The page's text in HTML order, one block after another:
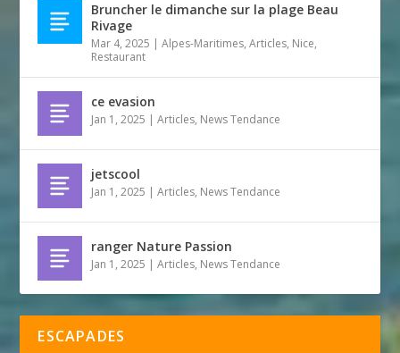
Bruncher le dimanche sur la plage Beau
Rivage
Mar 4, 2025 |Alpes-Maritimes,Articles, Nice,
Restaurant
ce evasion
Jan 1, 2025 |Articles, News Tendance
jetscool
Jan 1, 2025 |Articles, News Tendance
ranger Nature Passion
Jan 1, 2025 |Articles, News Tendance
ESCAPADES